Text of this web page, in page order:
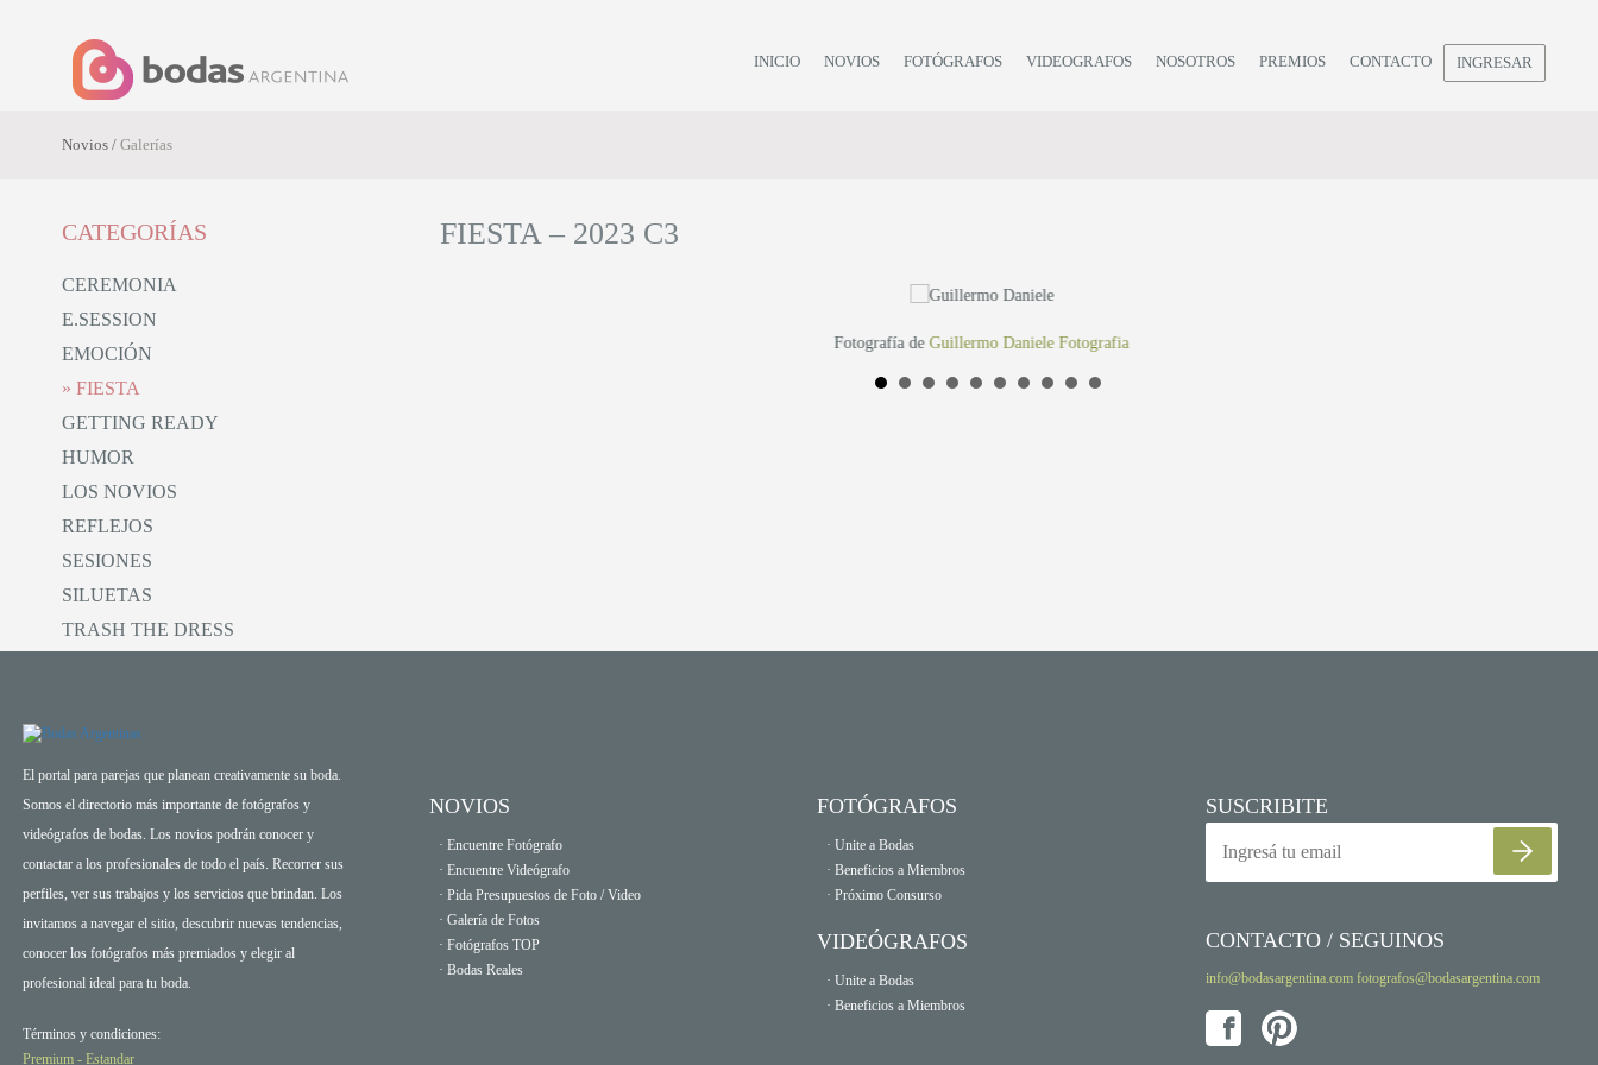
INICIO NOVIOS FOTÓGRAFOS VIDEOGRAFOS NOSOTROS PREMIOS CONTACTO INGRESAR
Novios / Galerías
CATEGORÍAS
CEREMONIA
E.SESSION
EMOCIÓN
FIESTA
GETTING READY
HUMOR
LOS NOVIOS
REFLEJOS
SESIONES
SILUETAS
TRASH THE DRESS
FIESTA – 2023 C3
Fotografía deGuillermo Daniele Fotografia
El portal para parejas que planean creativamente su boda.
Somos el directorio más importante de fotógrafos y
videógrafos de bodas. Los novios podrán conocer y
contactar a los profesionales de todo el país. Recorrer sus
perfiles, ver sus trabajos y los servicios que brindan. Los
invitamos a navegar el sitio, descubrir nuevas tendencias,
conocer los fotógrafos más premiados y elegir al
profesional ideal para tu boda.
Términos y condiciones:
Premium - Estandar
NOVIOS
· Encuentre Fotógrafo
· Encuentre Videógrafo
· Pida Presupuestos de Foto / Video
· Galería de Fotos
· Fotógrafos TOP
· Bodas Reales
FOTÓGRAFOS
· Unite a Bodas
· Beneficios a Miembros
· Próximo Consurso
VIDEÓGRAFOS
· Unite a Bodas
· Beneficios a Miembros
SUSCRIBITE
CONTACTO / SEGUINOS
info@bodasargentina.com fotografos@bodasargentina.com